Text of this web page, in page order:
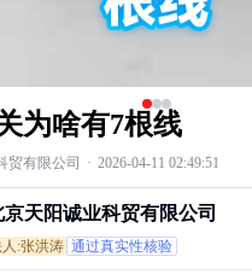
为啥有7根线
贸有限公司 · 2026-04-11 02:49:51
京天阳诚业科贸有限公司
:张洪涛 通过真实性核验